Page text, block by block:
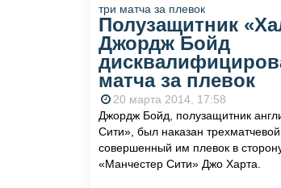
Полузащитник
Джордж Бойд
матча за плевок
20 марта 2014, 17:58
Джордж Бойд, полузащитник
Сити», был наказан
совершенный им плевок в
«Манчестер Сити» Джо Харта.